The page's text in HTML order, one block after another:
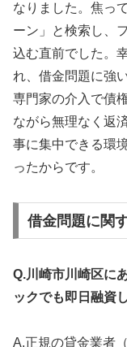
なりました。焦っ
ーン」と検索し、
込む直前でした。
れ、借金問題に強
専門家の介入で債
ながら無理なく返
事に集中できる環
ったからです。
借金問題に関
Q.川崎市川崎区に
ックでも即日融資
A.正規の貸金業者